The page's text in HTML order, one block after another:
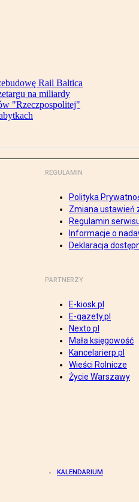
Rail Baltica
na miliardy
"Rzeczpospolitej"
REGULAMIN
Polityka
Zmiana ustawień
Regulamin
Informacje o
Deklaracja
PARTNERZY
E-kiosk.pl
E-gazety.pl
Nexto.pl
Mała księgowość
Kancelarierp.pl
Wieści Rolnicze
Życie Warszawy
KALENDARIUM